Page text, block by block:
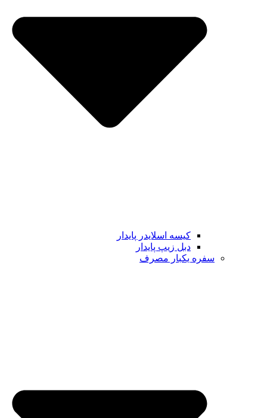
کیسه اسلایدر پایدار
دبل زیپ پایدار
سفره یکبار مصرف